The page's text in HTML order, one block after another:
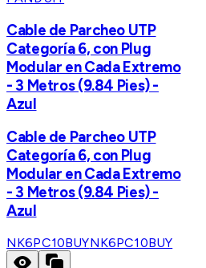
Cable de Parcheo UTP
Categoría 6, con Plug
Modular en Cada Extremo
- 3 Metros (9.84 Pies) -
Azul
Cable de Parcheo UTP
Categoría 6, con Plug
Modular en Cada Extremo
- 3 Metros (9.84 Pies) -
Azul
NK6PC10BUYNK6PC10BUY